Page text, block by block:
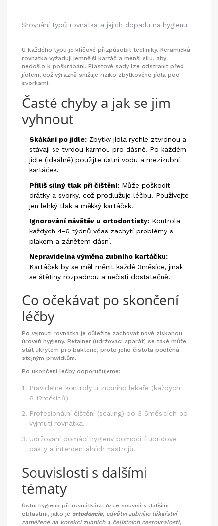
Srovnání typů rovnátka a jejich dopadu na hygienu
U každého typu je klíčové přizpůsobit techniky. Keramická
rovnátka vyžadují jemnější kartáč a menší sílu, aby
nedošlo k poškrábání. Plastové sady lze odstranit před
jídlem, což výrazně snižuje riziko zbytkového jídla pod
svorkami.
Časté chyby a jak se jim
vyhnout
Skákání po jídle: Zbytky jídla rychle ztvrdnou a
stávají se tvrdou karmou pro dásně. Po každém
jídle (ideálně) použijte ústní vodu a mezizubní
kartáček.
Příliš silný tlak při čištění: Může poškodit
drátky a svorky, což prodlužuje léčbu. Používejte
jen lehký tlak a měkký kartáček.
Ignorování návštěv u ortodontisty: Kontrola
každých 4-6 týdnů včas zachytí problémy s
plakem a zánětem dásní.
Nepravidelná výměna zubního kartáčku:
Kartáček by se měl měnit každé 3měsíce, jinak
se štětiny rozpadnou a nečistí dostatečně.
Co očekávat po skončení
léčby
Po vyjmutí rovnátka je důležité zachovat nově získanou
úroveň hygieny. Retainer (udržovací aparát) se také může
stát úkrytem pro bakterie, proto jeho čistota podléhá
stejným pravidlům.
Po ukončení léčby doporučujeme:
Pravidelné kontroly u zubního lékaře (každých
6‑12měsíců).
Profesionální čištění (scaling) po 3‑6měsících od
vyjmutí rovnátka.
Udržování domácí hygieny pomocí fluoridové
pasty a interdentálních nástrojů.
Souvislosti s dalšími
tématy
Ústní hygiena při rovnátkách úzce souvisí s dalšími
oblastmi, jako je ortodoncie, odvětví zubního lékařství
zaměřené na korekci zubních a čelistních nesrovnalostí,